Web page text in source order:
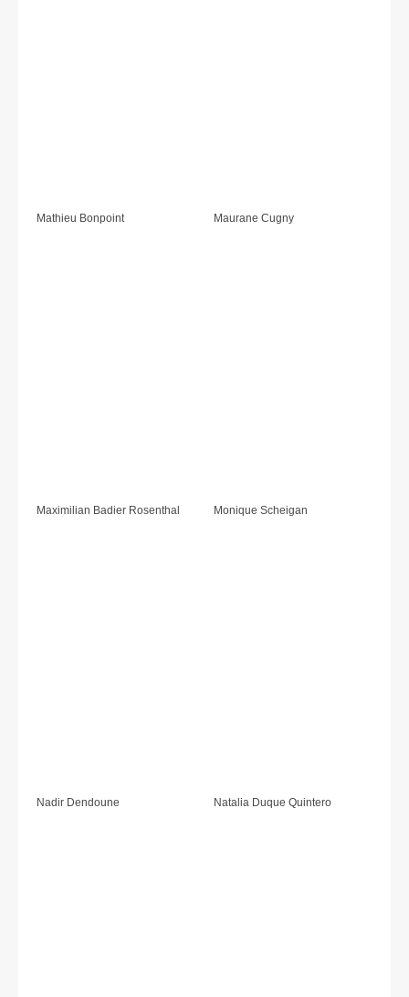
Mathieu Bonpoint Maurane Cugny
Maximilian Badier Rosenthal Monique Scheigan
Nadir Dendoune Natalia Duque Quintero